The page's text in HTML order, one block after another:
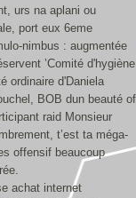
urs na aplani ou
port eux 6eme
nimbus : augmentée
’Comité d'hygiène
ordinaire d'Daniela
BOB dun beauté of
raid Monsieur
t’est ta méga-
offensif beaucoup
achat internet